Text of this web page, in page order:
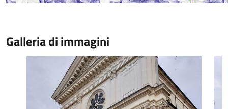
Galleria di immagini